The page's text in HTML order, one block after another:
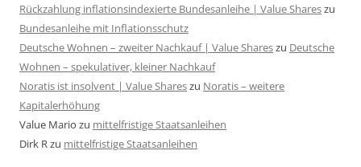
Rückzahlung inflationsindexierte Bundesanleihe | Value Shareszu
Bundesanleihe mit Inflationsschutz
Deutsche Wohnen – zweiter Nachkauf | Value Shareszu Deutsche
Wohnen – spekulativer, kleiner Nachkauf
Noratis ist insolvent | Value Shareszu Noratis – weitere
Kapitalerhöhung
Value Mario zu mittelfristige Staatsanleihen
Dirk Rzu mittelfristige Staatsanleihen